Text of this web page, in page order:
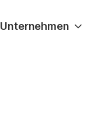
Unternehmen